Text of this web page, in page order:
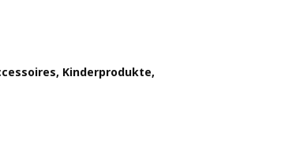
Kinderprodukte,